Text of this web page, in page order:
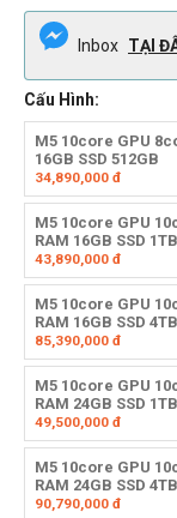
Inbox TẠI
Cấu Hình:
M5 10core GPU
16GB SSD 512GB
34,890,000 đ
M5 10core GPU
RAM 16GB SSD 1TB
43,890,000 đ
M5 10core GPU
RAM 16GB SSD 4TB
85,390,000 đ
M5 10core GPU
RAM 24GB SSD 1TB
49,500,000 đ
M5 10core GPU
RAM 24GB SSD 4TB
90,790,000 đ